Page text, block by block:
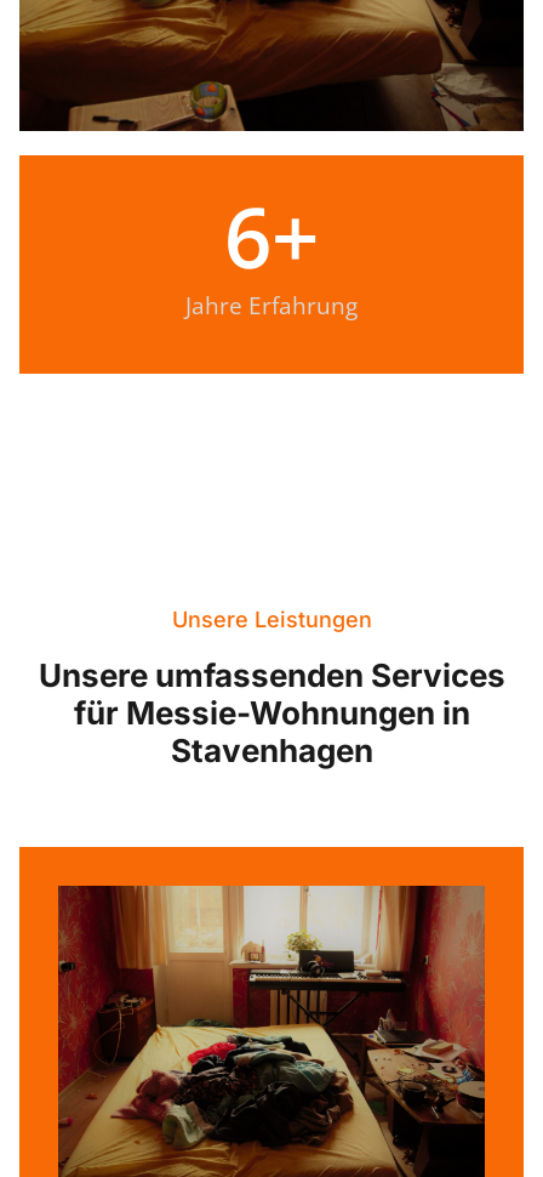
Jahre Erfahrung
6+
Unsere Leistungen
Unsere umfassenden Services
für Messie-Wohnungen in
Stavenhagen